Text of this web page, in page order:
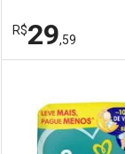
Comprar sem
Por R$ 119,99/
Por R$ 119,99/
R$29,59
Laboratório
Por Menos